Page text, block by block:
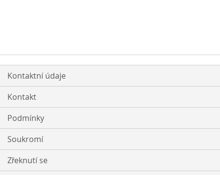
Kontaktní údaje
Kontakt
Podmínky
Soukromí
Zřeknutí se